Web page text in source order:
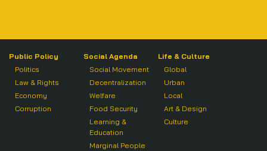
Public Policy
Politics
Law & Rights
Economy
Corruption
Social Agenda
Social Movement
Decentralization
Welfare
Food Security
Learning &
Education
Marginal People
Life & Culture
Global
Urban
Local
Art & Design
Culture